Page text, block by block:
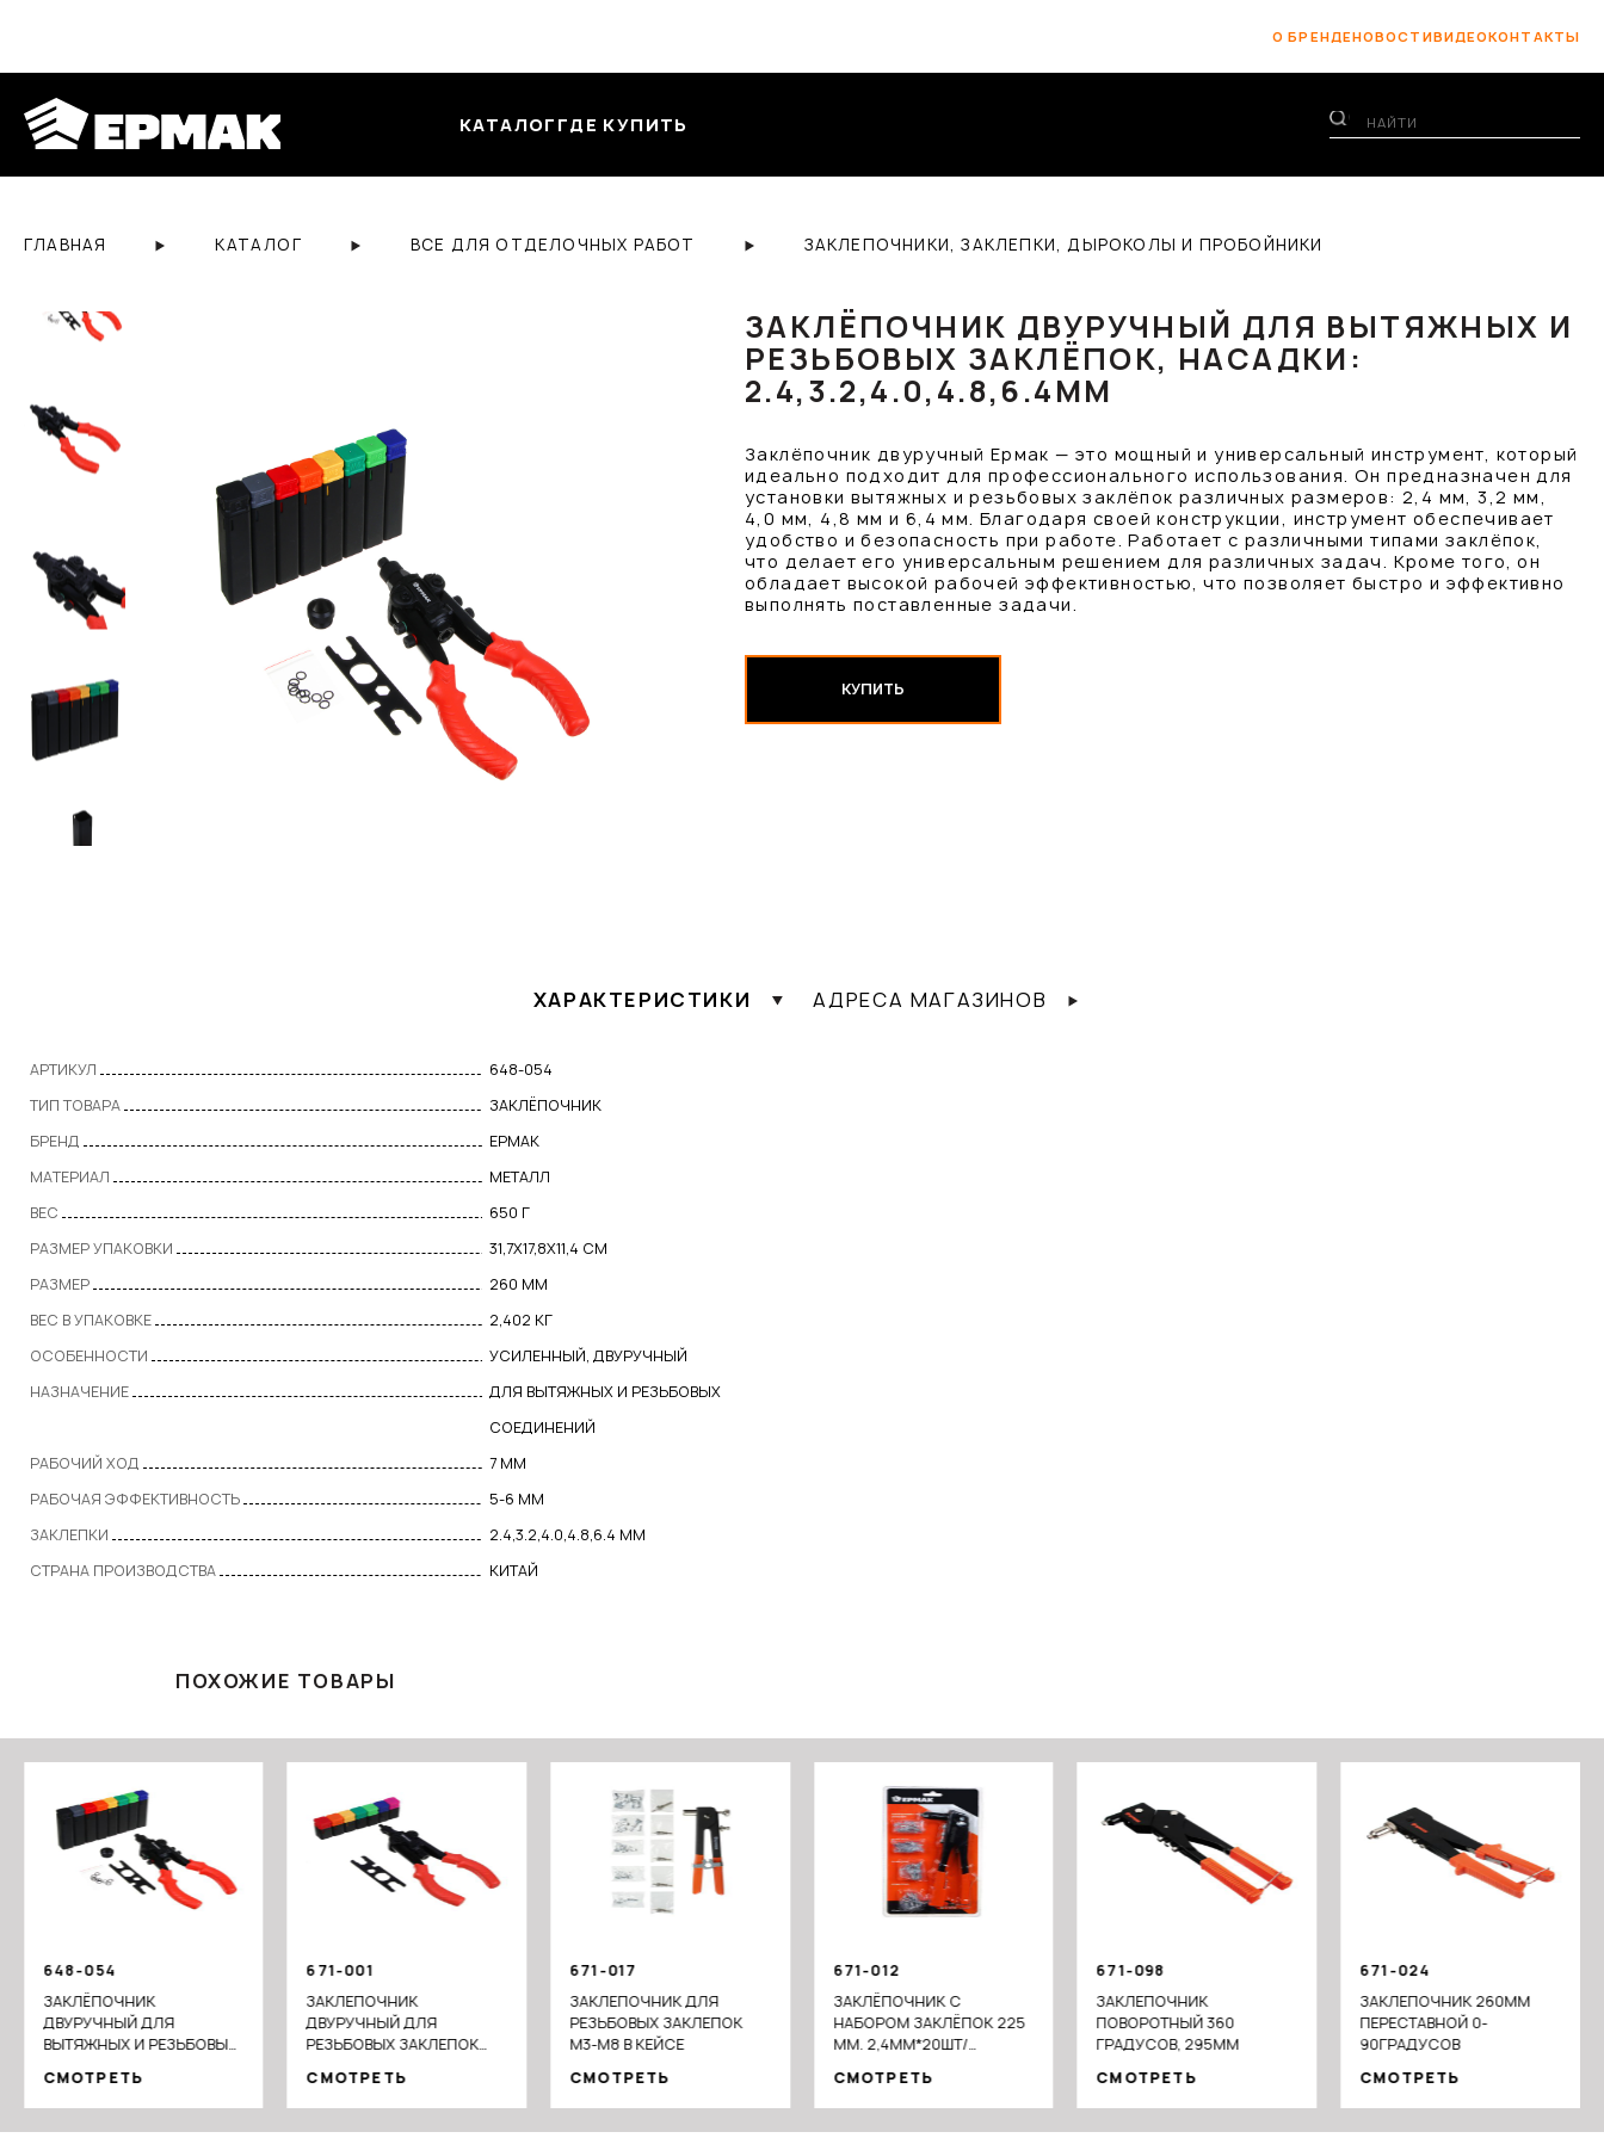
О БРЕНДЕНОВОСТИВИДЕОКОНТАКТЫ
КАТАЛОГ ГДЕ КУПИТЬ
ГЛАВНАЯ КАТАЛОГ ВСЕ ДЛЯ ОТДЕЛОЧНЫХ РАБОТ ЗАКЛЕПОЧНИКИ, ЗАКЛЕПКИ, ДЫРОКОЛЫ И ПРОБОЙНИКИ
ЗАКЛЁПОЧНИК ДВУРУЧНЫЙ ДЛЯ ВЫТЯЖНЫХ И
РЕЗЬБОВЫХ ЗАКЛЁПОК, НАСАДКИ:
2.4,3.2,4.0,4.8,6.4ММ
Заклёпочник двуручный Ермак — это мощный и универсальный инструмент, который
идеально подходит для профессионального использования. Он предназначен для
установки вытяжных и резьбовых заклёпок различных размеров: 2,4 мм, 3,2 мм,
4,0 мм, 4,8 мм и 6,4 мм. Благодаря своей конструкции, инструмент обеспечивает
удобство и безопасность при работе. Работает с различными типами заклёпок,
что делает его универсальным решением для различных задач. Кроме того, он
обладает высокой рабочей эффективностью, что позволяет быстро и эффективно
выполнять поставленные задачи.
КУПИТЬ
ХАРАКТЕРИСТИКИ
АРТИКУЛ
648-054
ТИП ТОВАРА
ЗАКЛЁПОЧНИК
БРЕНД
ЕРМАК
МАТЕРИАЛ
МЕТАЛЛ
ВЕС
650 Г
РАЗМЕР УПАКОВКИ
31,7Х17,8Х11,4 СМ
РАЗМЕР
260 ММ
ВЕС В УПАКОВКЕ
2,402 КГ
ОСОБЕННОСТИ
УСИЛЕННЫЙ, ДВУРУЧНЫЙ
НАЗНАЧЕНИЕ
ДЛЯ ВЫТЯЖНЫХ И РЕЗЬБОВЫХ
СОЕДИНЕНИЙ
РАБОЧИЙ ХОД
7 ММ
РАБОЧАЯ ЭФФЕКТИВНОСТЬ
5-6 ММ
ЗАКЛЕПКИ
2.4,3.2,4.0,4.8,6.4 ММ
СТРАНА ПРОИЗВОДСТВА
КИТАЙ
АДРЕСА МАГАЗИНОВ
ПОХОЖИЕ ТОВАРЫ
648-054
ЗАКЛЁПОЧНИК
ДВУРУЧНЫЙ ДЛЯ
ВЫТЯЖНЫХ И РЕЗЬБОВЫХ
2.4,3.2,4.0,4.8,6.4ММ
СМОТРЕТЬ
671-001
ЗАКЛЕПОЧНИК
ДВУРУЧНЫЙ ДЛЯ
РЕЗЬБОВЫХ ЗАКЛЕПОК
СМОТРЕТЬ
671-017
ЗАКЛЕПОЧНИК ДЛЯ
РЕЗЬБОВЫХ ЗАКЛЕПОК
М3-М8 В КЕЙСЕ
СМОТРЕТЬ
671-012
ЗАКЛЁПОЧНИК С
НАБОРОМ ЗАКЛЁПОК 225
ММ. 2,4ММ*20ШТ/
4,8*10ШТ
СМОТРЕТЬ
671-098
ЗАКЛЕПОЧНИК
ПОВОРОТНЫЙ 360
ГРАДУСОВ, 295ММ
СМОТРЕТЬ
671-024
ЗАКЛЕПОЧНИК 260ММ
ПЕРЕСТАВНОЙ 0-
90ГРАДУСОВ
СМОТРЕТЬ